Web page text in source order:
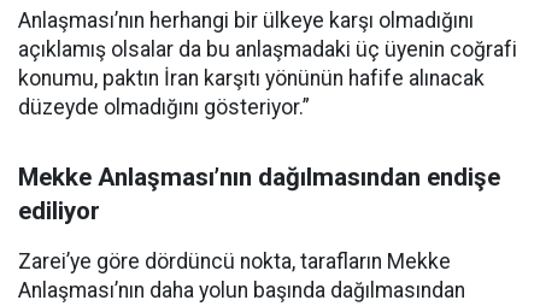
Anlaşması’nın herhangi bir ülkeye karşı olmadığını
açıklamış olsalar da bu anlaşmadaki üç üyenin coğrafi
konumu, paktın İran karşıtı yönünün hafife alınacak
düzeyde olmadığını gösteriyor.”
Mekke Anlaşması’nın dağılmasından endişe
ediliyor
Zarei’ye göre dördüncü nokta, tarafların Mekke
Anlaşması’nın daha yolun başında dağılmasından